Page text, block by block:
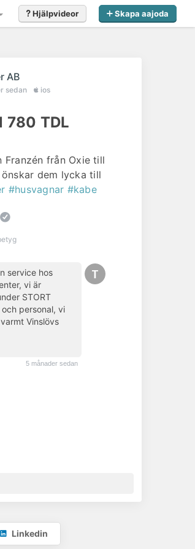
Skapa aajoda
Hjälpvideor
AB
sedan ios
780 TDL
Franzén från Oxie till
dem lycka till
#husvagnar #kabe
service hos
vi är
STORT
personal, vi
Vinslövs
5 månader sedan
Linkedin